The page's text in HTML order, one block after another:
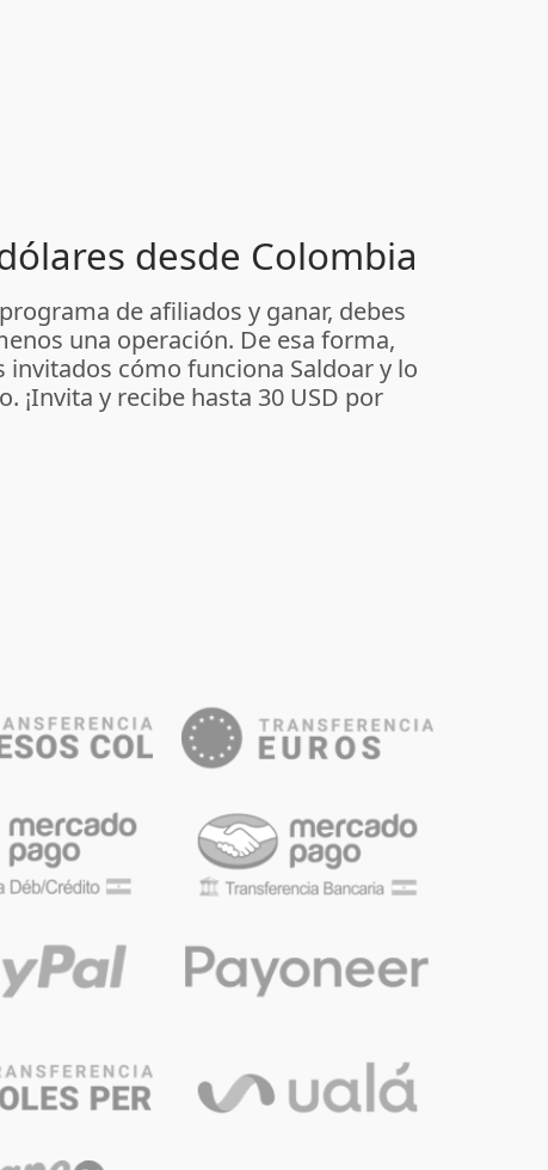
desde Colombia
de afiliados y ganar, debes
una operación. De esa forma,
invitados cómo funciona Saldoar y lo
¡Invita y recibe hasta 30 USD por